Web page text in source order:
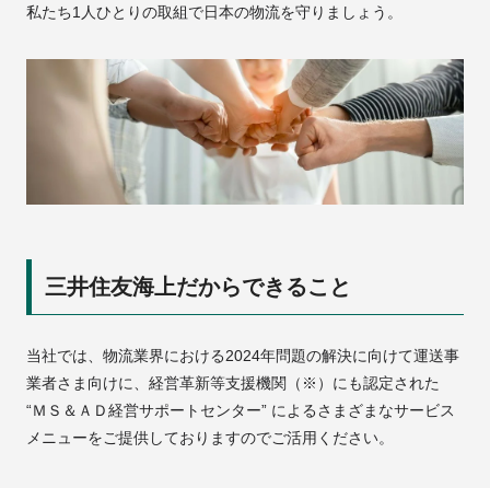
私たち1人ひとりの取組で日本の物流を守りましょう。
三井住友海上だからできること
当社では、物流業界における2024年問題の解決に向けて運送事
業者さま向けに、経営革新等支援機関（※）にも認定された
“ＭＳ＆ＡＤ経営サポートセンター” によるさまざまなサービス
メニューをご提供しておりますのでご活用ください。